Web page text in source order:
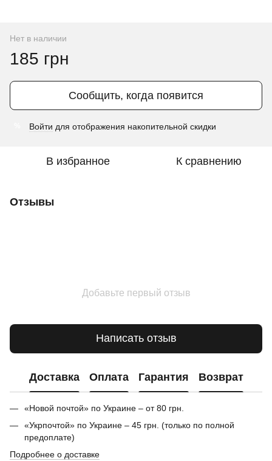
Нет в наличии
185 грн
Сообщить, когда появится
Войти для отображения накопительной скидки
В избранное К сравнению
Отзывы
Добавьте первый отзыв
Написать отзыв
Доставка Оплата Гарантия Возврат
«Новой почтой» по Украине – от 80 грн.
«Укрпочтой» по Украине – 45 грн. (только по полной
предоплате)
Подробнее о доставке